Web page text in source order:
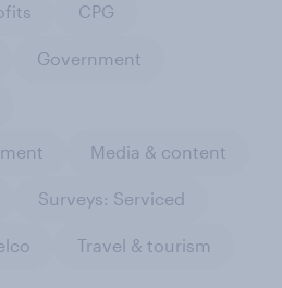
CPG
Government
Media & content
Surveys: Serviced
Travel & tourism